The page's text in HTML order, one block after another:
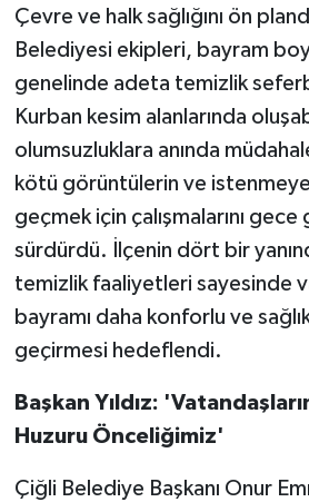
Çevre ve halk sağlığını ön
Belediyesi ekipleri, bayram
genelinde adeta temizlik
Kurban kesim alanlarında
olumsuzluklara anında
kötü görüntülerin ve
geçmek için çalışmalarını
sürdürdü. İlçenin dört bir
temizlik faaliyetleri sayesinde
bayramı daha konforlu ve
geçirmesi hedeflendi.
Başkan Yıldız:
Huzuru Önceliğimiz'
Çiğli Belediye Başkanı Onur